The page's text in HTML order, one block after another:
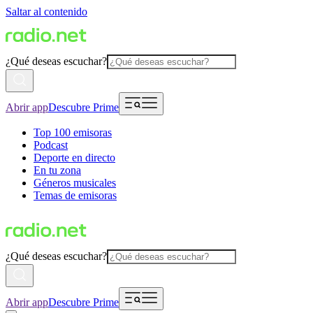
Saltar al contenido
¿Qué deseas escuchar?
Abrir appDescubre Prime
Top 100 emisoras
Podcast
Deporte en directo
En tu zona
Géneros musicales
Temas de emisoras
¿Qué deseas escuchar?
Abrir appDescubre Prime